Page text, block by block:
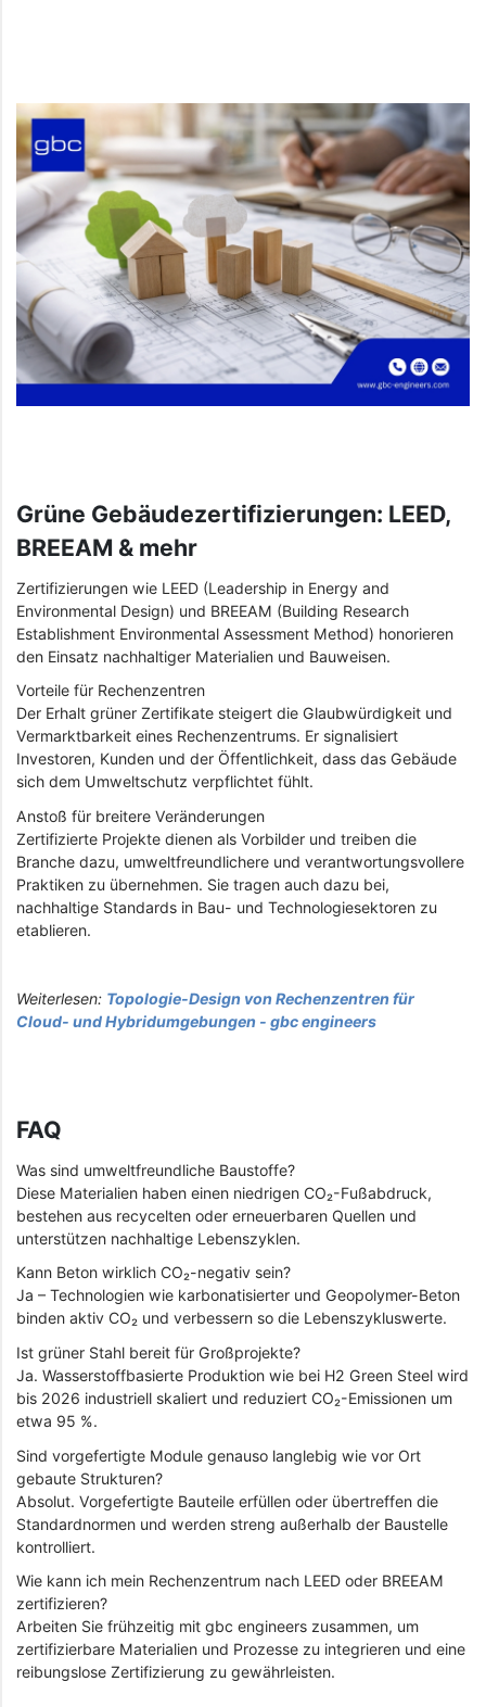
Grüne Gebäudezertifizierungen: LEED,
BREEAM & mehr
Zertifizierungen wie LEED (Leadership in Energy and
Environmental Design) und BREEAM (Building Research
Establishment Environmental Assessment Method) honorieren
den Einsatz nachhaltiger Materialien und Bauweisen.
Vorteile für Rechenzentren
Der Erhalt grüner Zertifikate steigert die Glaubwürdigkeit und
Vermarktbarkeit eines Rechenzentrums. Er signalisiert
Investoren, Kunden und der Öffentlichkeit, dass das Gebäude
sich dem Umweltschutz verpflichtet fühlt.
Anstoß für breitere Veränderungen
Zertifizierte Projekte dienen als Vorbilder und treiben die
Branche dazu, umweltfreundlichere und verantwortungsvollere
Praktiken zu übernehmen. Sie tragen auch dazu bei,
nachhaltige Standards in Bau- und Technologiesektoren zu
etablieren.
Weiterlesen: Topologie-Design von Rechenzentren für
Cloud- und Hybridumgebungen - gbc engineers
FAQ
Was sind umweltfreundliche Baustoffe?
Diese Materialien haben einen niedrigen CO₂-Fußabdruck,
bestehen aus recycelten oder erneuerbaren Quellen und
unterstützen nachhaltige Lebenszyklen.
Kann Beton wirklich CO₂-negativ sein?
Ja – Technologien wie karbonatisierter und Geopolymer-Beton
binden aktiv CO₂ und verbessern so die Lebenszykluswerte.
Ist grüner Stahl bereit für Großprojekte?
Ja. Wasserstoffbasierte Produktion wie bei H2 Green Steel wird
bis 2026 industriell skaliert und reduziert CO₂-Emissionen um
etwa 95 %.
Sind vorgefertigte Module genauso langlebig wie vor Ort
gebaute Strukturen?
Absolut. Vorgefertigte Bauteile erfüllen oder übertreffen die
Standardnormen und werden streng außerhalb der Baustelle
kontrolliert.
Wie kann ich mein Rechenzentrum nach LEED oder BREEAM
zertifizieren?
Arbeiten Sie frühzeitig mit gbc engineers zusammen, um
zertifizierbare Materialien und Prozesse zu integrieren und eine
reibungslose Zertifizierung zu gewährleisten.